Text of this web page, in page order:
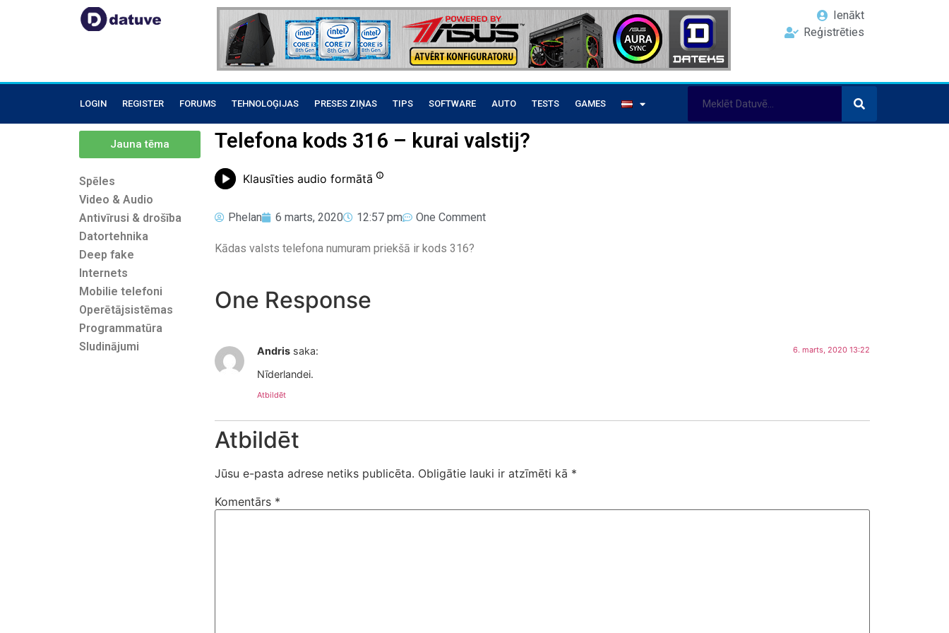
Ienākt
Reģistrēties
LOGIN REGISTER FORUMS TEHNOLOĢIJAS PRESES ZIŅAS TIPS SOFTWARE AUTO TESTS GAMES
Jauna tēma
Spēles
Video & Audio
Antivīrusi & drošība
Datortehnika
Deep fake
Internets
Mobilie telefoni
Operētājsistēmas
Programmatūra
Sludinājumi
Telefona kods 316 – kurai valstij?
Klausīties audio formātā
Phelan 6 marts, 2020 12:57 pm One Comment
Kādas valsts telefona numuram priekšā ir kods 316?
One Response
Andris saka: 6. marts, 2020 13:22
Nīderlandei.
Atbildēt
Atbildēt
Jūsu e-pasta adrese netiks publicēta. Obligātie lauki ir atzīmēti kā *
Komentārs *